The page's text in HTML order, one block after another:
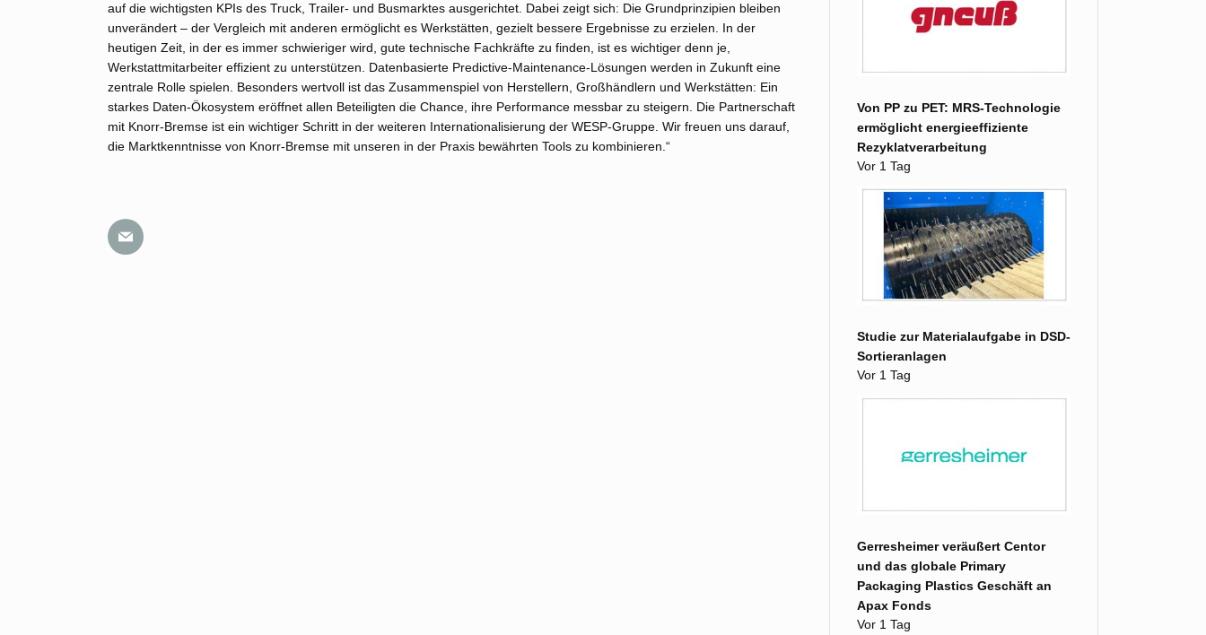
auf die wichtigsten KPIs des Truck, Trailer- und Busmarktes ausgerichtet. Dabei zeigt sich: Die Grundprinzipien bleiben
unverändert – der Vergleich mit anderen ermöglicht es Werkstätten, gezielt bessere Ergebnisse zu erzielen. In der
heutigen Zeit, in der es immer schwieriger wird, gute technische Fachkräfte zu finden, ist es wichtiger denn je,
Werkstattmitarbeiter effizient zu unterstützen. Datenbasierte Predictive-Maintenance-Lösungen werden in Zukunft eine
zentrale Rolle spielen. Besonders wertvoll ist das Zusammenspiel von Herstellern, Großhändlern und Werkstätten: Ein
starkes Daten-Ökosystem eröffnet allen Beteiligten die Chance, ihre Performance messbar zu steigern. Die Partnerschaft
mit Knorr-Bremse ist ein wichtiger Schritt in der weiteren Internationalisierung der WESP-Gruppe. Wir freuen uns darauf,
die Marktkenntnisse von Knorr-Bremse mit unseren in der Praxis bewährten Tools zu kombinieren.“
Von PP zu PET: MRS-Technologie
ermöglicht energieeffiziente
Rezyklatverarbeitung
Vor 1 Tag
Studie zur Materialaufgabe in DSD-
Sortieranlagen
Vor 1 Tag
Gerresheimer veräußert Centor
und das globale Primary
Packaging Plastics Geschäft an
Apax Fonds
Vor 1 Tag